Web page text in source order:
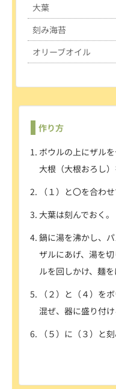
大葉
刻み海苔
オリーブオイル
作り方
ボウルの上にザル
大根（大根おろし
（１）と〇を合わ
大葉は刻んでおく。
鍋に湯を沸かし、
ザルにあげ、湯を
ルを回しかけ、麺を
（２）と（４）を
混ぜ、器に盛り付け
（５）に（３）と